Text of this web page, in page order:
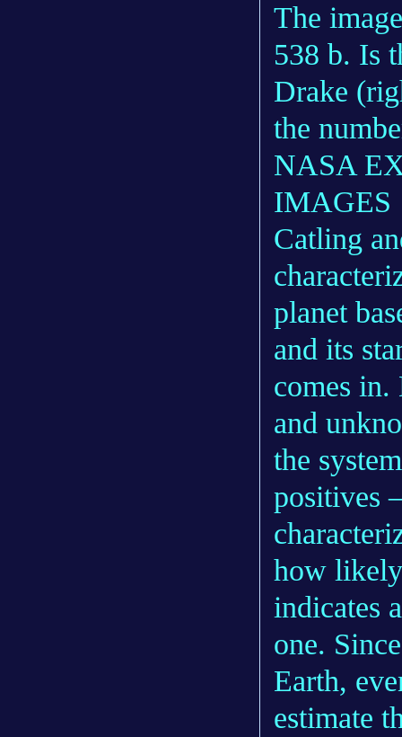
The
538 b. Is
Drake
the
NASA
IMAGES
Catling
planet
and its
comes in.
and
the
positives
how
indicates
one.
Earth,
estimate